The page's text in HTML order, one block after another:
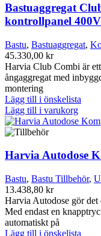
Bastuaggregat
kontrollpanel
Bastu, Bastuaggregat,
45.330,00 kr
Harvia Club Combi är
ångaggregat med
montering
Lägg till i önskelista
Lägg till i varukorg
Harvia Autodose
Bastu, Bastu Tillbehör,
13.438,80 kr
Harvia Autodose gör det
Med endast en
automatiskt på
Lägg till i önskelista